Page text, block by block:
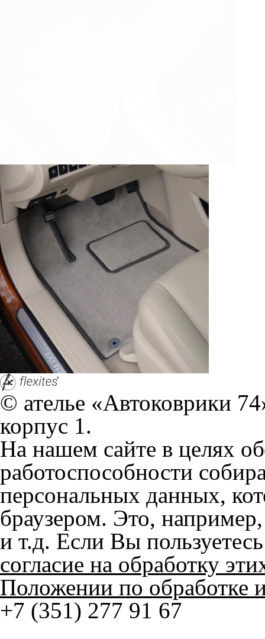
корпус 1.
На нашем сайте в целях
работоспособности
персональных данных,
браузером. Это,
и т.д. Если Вы
согласие на обработку
Положении по обработке
+7 (351) 277 91 67